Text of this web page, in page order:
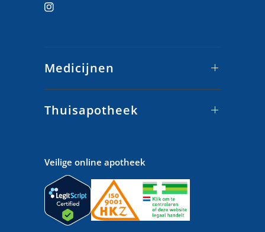
Medicijnen
Thuisapotheek
Veilige online apotheek